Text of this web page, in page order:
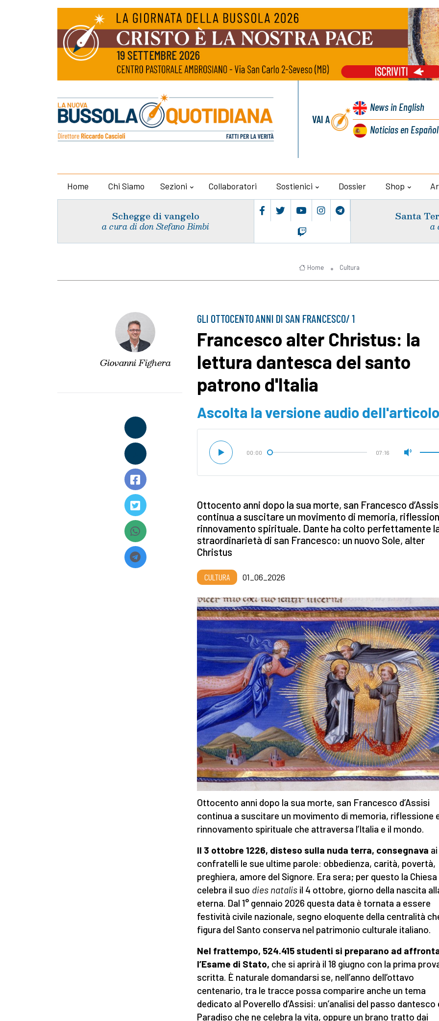
VAI A
Newsin English
Noticiasen Español
Home Chi Siamo Sezioni Collaboratori Sostienici Dossier Shop
Schegge di vangelo
a cura di don Stefano Bimbi
Santa
a
Home Cultura
Giovanni Fighera
GLI OTTOCENTO ANNI DI SAN FRANCESCO/ 1
Francesco alter Christus: la
lettura dantesca del santo
patrono d'Italia
Ascolta la versione audio dell'articolo
00:00 07:16
Ottocento anni dopo la sua morte, san Francesco
continua a suscitare un movimento di memoria,
rinnovamento spirituale. Dante ha colto perfettamente
straordinarietà di san Francesco: un nuovo Sole, alter
Christus
CULTURA 01_06_2026
Ottocento anni dopo la sua morte, san Francesco d’Assisi
continua a suscitare un movimento di memoria, riflessione
rinnovamento spirituale che attraversa l’Italia e il mondo.
Il 3 ottobre 1226, disteso sulla nuda terra, consegnava ai
confratelli le sue ultime parole: obbedienza, carità, povertà,
preghiera, amore del Signore. Era sera; per questo la Chiesa
celebra il suo dies natalis il 4 ottobre, giorno della nascita
eterna. Dal 1° gennaio 2026 questa data è tornata a essere
festività civile nazionale, segno eloquente della centralità
figura del Santo conserva nel patrimonio culturale italiano.
Nel frattempo, 524.415 studenti si preparano ad
l’Esame di Stato, che si aprirà il 18 giugno con la prima
scritta. È naturale domandarsi se, nell’anno dell’ottavo
centenario, tra le tracce possa comparire anche un tema
dedicato al Poverello d’Assisi: un’analisi del passo dantesco
Paradiso che ne celebra la vita, oppure un brano tratto dai